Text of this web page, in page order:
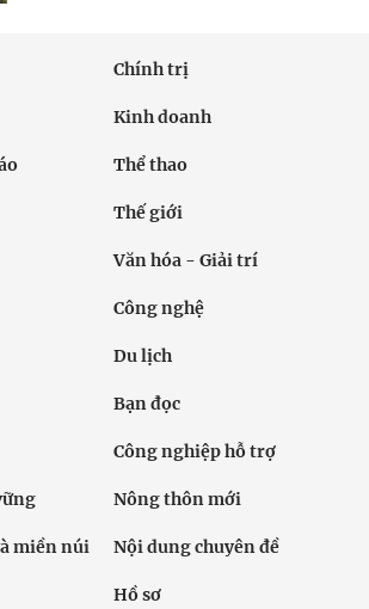
Chính trị
Kinh doanh
Thể thao
Thế giới
Văn hóa - Giải trí
Công nghệ
Du lịch
Bạn đọc
Công nghiệp hỗ trợ
Nông thôn mới
miền núi Nội dung chuyên đề
Hồ sơ